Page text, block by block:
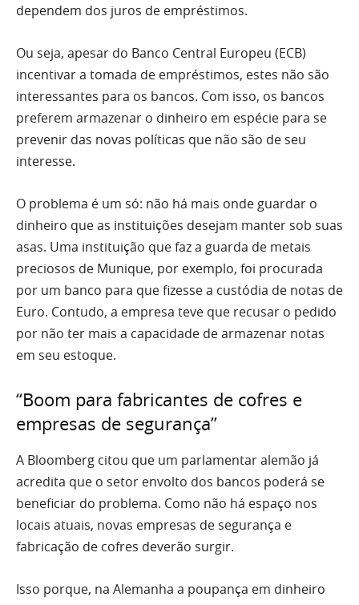
dependem dos juros de empréstimos.
Ou seja, apesar do Banco Central Europeu (ECB)
incentivar a tomada de empréstimos, estes não são
interessantes para os bancos. Com isso, os bancos
preferem armazenar o dinheiro em espécie para se
prevenir das novas políticas que não são de seu
interesse.
O problema é um só: não há mais onde guardar o
dinheiro que as instituições desejam manter sob suas
asas. Uma instituição que faz a guarda de metais
preciosos de Munique, por exemplo, foi procurada
por um banco para que fizesse a custódia de notas de
Euro. Contudo, a empresa teve que recusar o pedido
por não ter mais a capacidade de armazenar notas
em seu estoque.
“Boom para fabricantes de cofres e
empresas de segurança”
A Bloomberg citou que um parlamentar alemão já
acredita que o setor envolto dos bancos poderá se
beneficiar do problema. Como não há espaço nos
locais atuais, novas empresas de segurança e
fabricação de cofres deverão surgir.
Isso porque, na Alemanha a poupança em dinheiro